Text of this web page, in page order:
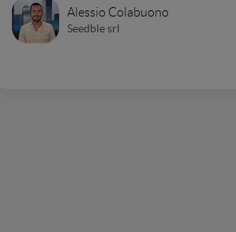
Alessio Colabuono
Seedble srl